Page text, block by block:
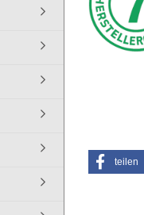
teilen